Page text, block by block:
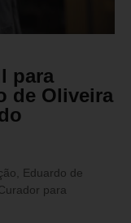
para
de Oliveira
Eduardo de
para